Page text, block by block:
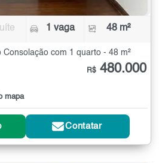
1 vaga 48 m²
com 1 quarto - 48 m²
mapa
R$ 480.000
Contatar